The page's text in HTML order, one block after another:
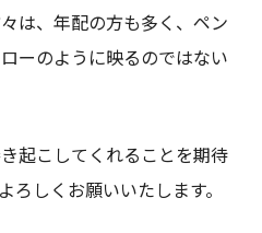
は、年配の方も多く、ペン
ーのように映るのではない
起こしてくれることを期待
ろしくお願いいたします。